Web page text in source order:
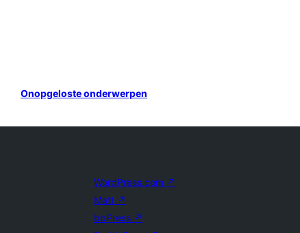
Onopgeloste onderwerpen
WordPress.com ↗
Matt ↗
bbPress ↗